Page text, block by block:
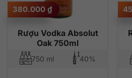
Rượu Vodka Absolut
Oak 750ml
380.000 ₫
750 ml 40%